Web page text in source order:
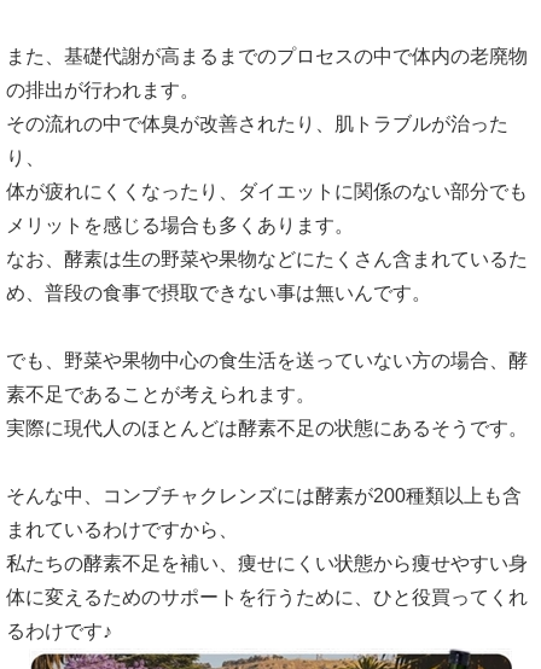
また、基礎代謝が高まるまでのプロセスの中で体内の老廃物
の排出が行われます。
その流れの中で体臭が改善されたり、肌トラブルが治った
り、
体が疲れにくくなったり、ダイエットに関係のない部分でも
メリットを感じる場合も多くあります。
なお、酵素は生の野菜や果物などにたくさん含まれているた
め、普段の食事で摂取できない事は無いんです。
でも、野菜や果物中心の食生活を送っていない方の場合、酵
素不足であることが考えられます。
実際に現代人のほとんどは酵素不足の状態にあるそうです。
そんな中、コンブチャクレンズには酵素が200種類以上も含
まれているわけですから、
私たちの酵素不足を補い、痩せにくい状態から痩せやすい身
体に変えるためのサポートを行うために、ひと役買ってくれ
るわけです♪